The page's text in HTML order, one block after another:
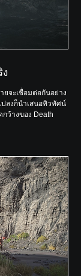
จะเชื่อมต่อกันอย่าง
ลงก็นำเสนอทิวทัศน์
ว้างของ Death